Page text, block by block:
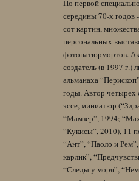
По первой
середины 70-х годов
сот картин,
персональных
фотонатюрмортов.
создатель (в 1997 г.)
альманаха
годы. Автор четырех
эссе, миниатюр
“Мамзер”, 1994;
“Кукисы”, 2010), 11
“Ант”, “Паоло и
карлик”,
“Следы у моря”,